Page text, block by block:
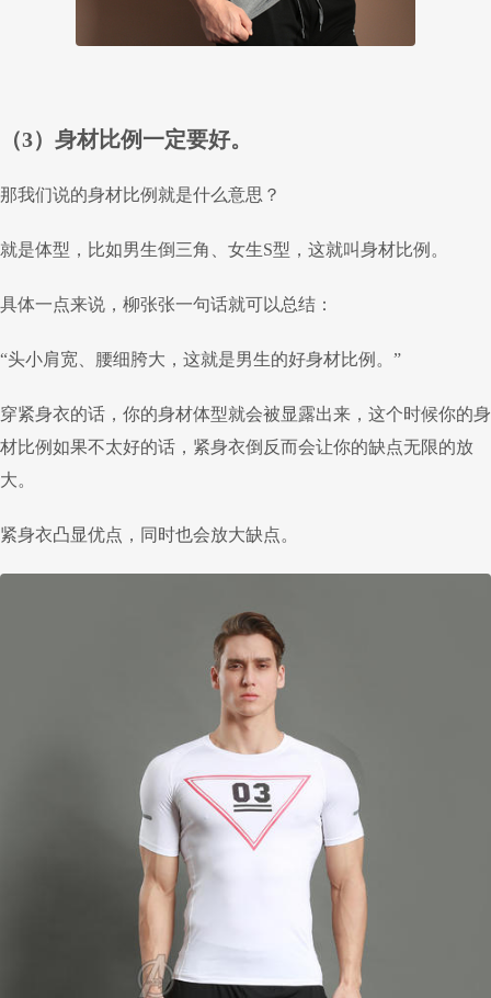
（3）身材比例一定要好。
那我们说的身材比例就是什么意思？
就是体型，比如男生倒三角、女生S型，这就叫身材比例。
具体一点来说，柳张张一句话就可以总结：
“头小肩宽、腰细胯大，这就是男生的好身材比例。”
穿紧身衣的话，你的身材体型就会被显露出来，这个时候你的身
材比例如果不太好的话，紧身衣倒反而会让你的缺点无限的放
大。
紧身衣凸显优点，同时也会放大缺点。